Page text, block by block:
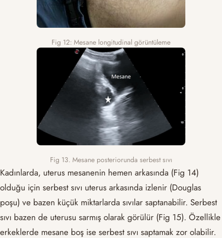
Fig 12: Mesane longitudinal görüntüleme
Fig 13. Mesane posteriorunda serbest sıvı
Kadınlarda, uterus mesanenin hemen arkasında (Fig 14)
olduğu için serbest sıvı uterus arkasında izlenir (Douglas
poşu) ve bazen küçük miktarlarda sıvılar saptanabilir. Serbest
sıvı bazen de uterusu sarmış olarak görülür (Fig 15). Özellikle
erkeklerde mesane boş ise serbest sıvı saptamak zor olabilir.